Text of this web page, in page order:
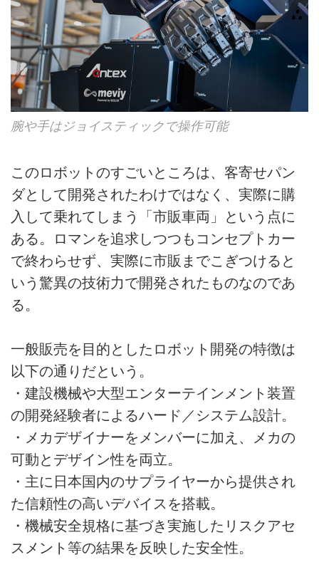
腕や手はジョイスティックで操作可能
このロボットのすごいところは、客寄せパン
ダとして開発されたわけではなく、実際に購
入して乗れてしまう「市販車両」という点に
ある。ロマンを追求しつつもコンセプトカー
で終わらせず、実際に市販までこぎつけると
いう驚異の技術力で開発されたものなのであ
る。
一般販売を目的としたロボット開発の特徴は
以下の通りだという。
・建設機械や大型エンターテインメント装置
の開発経験者によるハード／システム設計。
・メカデザイナーをメンバーに加え、メカの
可動とデザイン性を両立。
・主に日本国内のサプライヤーから提供され
た信頼性の高いデバイスを搭載。
・機械安全規格に基づき実施したリスクアセ
スメント等の結果を反映した安全性。